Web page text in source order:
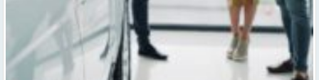
Kāpēc divus trīs gadus veci mazlietoti auto ar garantiju ir laba izvēle